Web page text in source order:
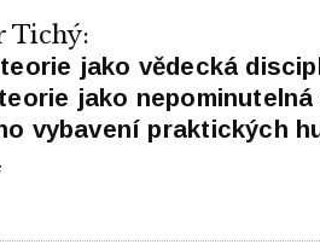
Tichý:
jako vědecká
jako
vybavení praktických